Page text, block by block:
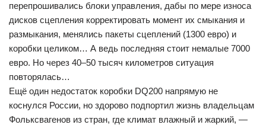
перепрошивались блоки управления, дабы по мере износа
дисков сцепления корректировать момент их смыкания и
размыкания, менялись пакеты сцеплений (1300 евро) и
коробки целиком… А ведь последняя стоит немалые 7000
евро. Но через 40–50 тысяч километров ситуация
повторялась…
Ещё один недостаток коробки DQ200 напрямую не
коснулся России, но здорово подпортил жизнь владельцам
Фольксвагенов из стран, где климат влажный и жаркий, —